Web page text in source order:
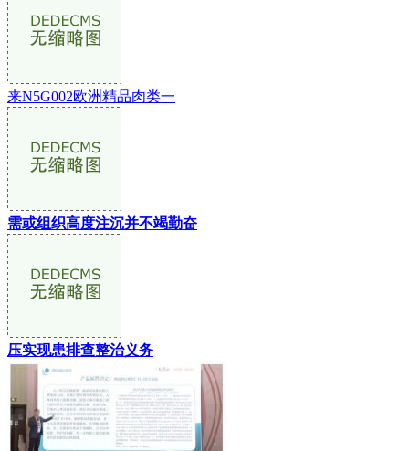
来N5G002欧洲精品肉类一
需或组织高度注沉并不竭勤奋
压实现患排查整治义务